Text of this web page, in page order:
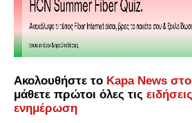
Ακολουθήστε το Kapa News
μάθετε πρώτοι όλες τις ειδήσεις
ενημέρωση